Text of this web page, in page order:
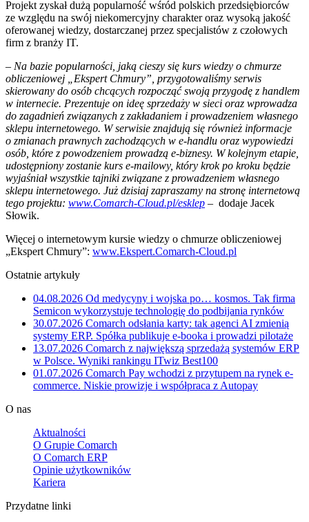
Projekt zyskał dużą popularność wśród polskich przedsiębiorców
ze względu na swój niekomercyjny charakter oraz wysoką jakość
oferowanej wiedzy, dostarczanej przez specjalistów z czołowych
firm z branży IT.
– Na bazie popularności, jaką cieszy się kurs wiedzy o chmurze
obliczeniowej „Ekspert Chmury”, przygotowaliśmy serwis
skierowany do osób chcących rozpocząć swoją przygodę z handlem
w internecie. Prezentuje on ideę sprzedaży w sieci oraz wprowadza
do zagadnień związanych z zakładaniem i prowadzeniem własnego
sklepu internetowego. W serwisie znajdują się również informacje
o zmianach prawnych zachodzących w e-handlu oraz wypowiedzi
osób, które z powodzeniem prowadzą e-biznesy. W kolejnym etapie,
udostępniony zostanie kurs e-mailowy, który krok po kroku będzie
wyjaśniał wszystkie tajniki związane z prowadzeniem własnego
sklepu internetowego. Już dzisiaj zapraszamy na stronę internetową
tego projektu: www.Comarch-Cloud.pl/esklep – dodaje Jacek
Słowik.
Więcej o internetowym kursie wiedzy o chmurze obliczeniowej
„Ekspert Chmury”: www.Ekspert.Comarch-Cloud.pl
Ostatnie artykuły
04.08.2026 Od medycyny i wojska po… kosmos. Tak firma
Semicon wykorzystuje technologię do podbijania rynków
30.07.2026 Comarch odsłania karty: tak agenci AI zmienią
systemy ERP. Spółka publikuje e-booka i prowadzi pilotaże
13.07.2026 Comarch z największą sprzedażą systemów ERP
w Polsce. Wyniki rankingu ITwiz Best100
01.07.2026 Comarch Pay wchodzi z przytupem na rynek e-
commerce. Niskie prowizje i współpraca z Autopay
O nas
Aktualności
O Grupie Comarch
O Comarch ERP
Opinie użytkowników
Kariera
Przydatne linki